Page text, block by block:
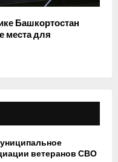
Башкортостан
места для
ветеранов СВО